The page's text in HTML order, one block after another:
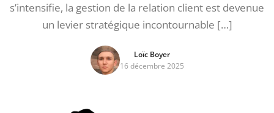
s’intensifie, la gestion de la relation client est devenue
un levier stratégique incontournable […]
Loïc Boyer
16 décembre 2025